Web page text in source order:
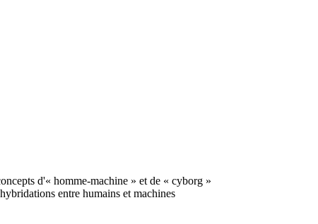
d'« homme-machine » et de « cyborg »
entre humains et machines